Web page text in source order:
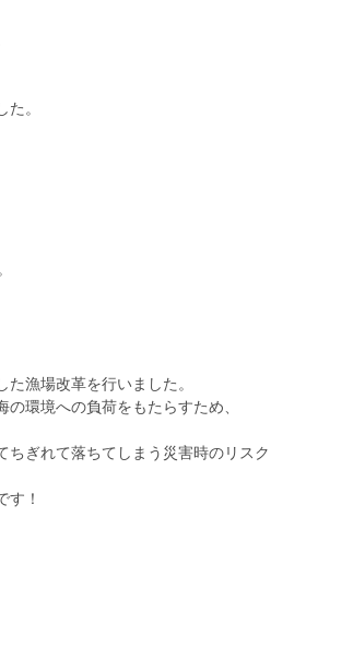
。
漁場改革を行いました。
環境への負荷をもたらすため、
ちぎれて落ちてしまう災害時のリスク
す！